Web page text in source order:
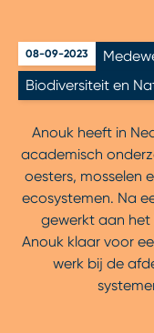
08-09-2023
Biodiversiteit en
Anouk heeft in
academisch
oesters, mosselen
ecosystemen. Na
gewerkt aan het
Anouk klaar voor
werk bij de